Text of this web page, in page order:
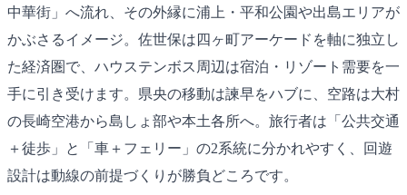
中華街」へ流れ、その外縁に浦上・平和公園や出島エリアが
かぶさるイメージ。佐世保は四ヶ町アーケードを軸に独立し
た経済圏で、ハウステンボス周辺は宿泊・リゾート需要を一
手に引き受けます。県央の移動は諫早をハブに、空路は大村
の長崎空港から島しょ部や本土各所へ。旅行者は「公共交通
＋徒歩」と「車＋フェリー」の2系統に分かれやすく、回遊
設計は動線の前提づくりが勝負どころです。